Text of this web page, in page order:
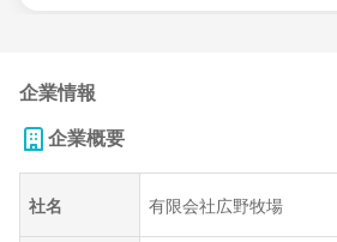
企業情報
企業概要
社名 有限会社広野牧場